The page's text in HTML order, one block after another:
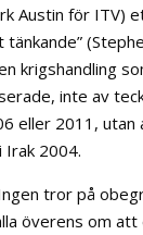
Austin för ITV)
krigshandling
inte av
eller 2011, utan
2004.
tror på
överens om